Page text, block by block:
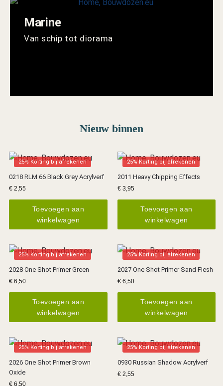
Marine
Van schip tot diorama
Nieuw binnen
25% Korting bij afrekenen
0218 RLM 66 Black Grey Acrylverf
€ 2,55
Toevoegen aan
winkelwagen
25% Korting bij afrekenen
2011 Heavy Chipping Effects
€3,95
Toevoegen aan
winkelwagen
25% Korting bij afrekenen
2028 One Shot Primer Green
€ 6,50
Toevoegen aan
winkelwagen
25% Korting bij afrekenen
2027 One Shot Primer Sand Flesh
€6,50
Toevoegen aan
winkelwagen
25% Korting bij afrekenen
2026 One Shot Primer Brown
Oxide
€ 6,50
25% Korting bij afrekenen
0930 Russian Shadow Acrylverf
€2,55